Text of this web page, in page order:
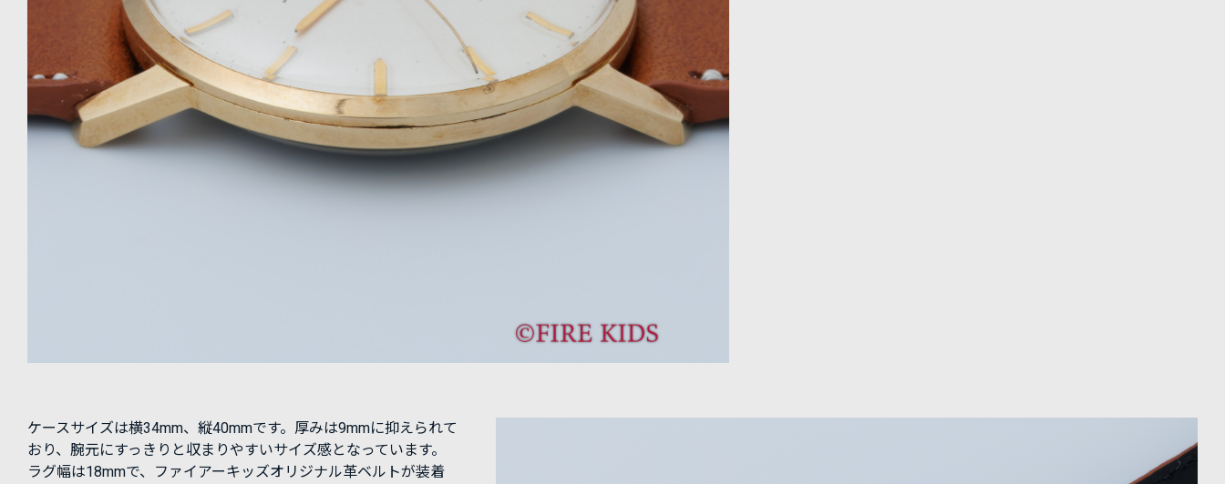
ケースサイズは横34mm、縦40mmです。厚みは9mmに抑えられて
おり、腕元にすっきりと収まりやすいサイズ感となっています。
ラグ幅は18mmで、ファイアーキッズオリジナル革ベルトが装着